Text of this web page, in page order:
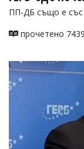
ПП-ДБ също е със
прочетено